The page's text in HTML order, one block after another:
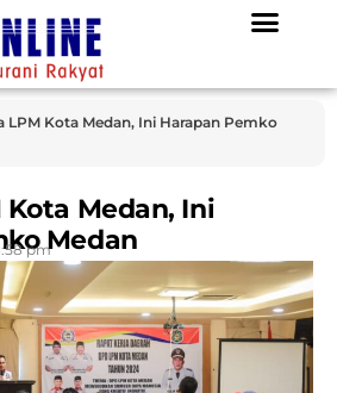
LPM Kota Medan, Ini Harapan Pemko
Kota Medan, Ini
Medan
pm